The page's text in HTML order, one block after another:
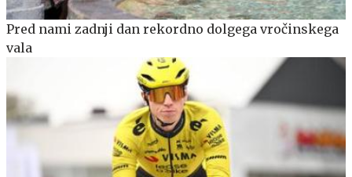
Pred nami zadnji dan rekordno dolgega vročinskega
vala